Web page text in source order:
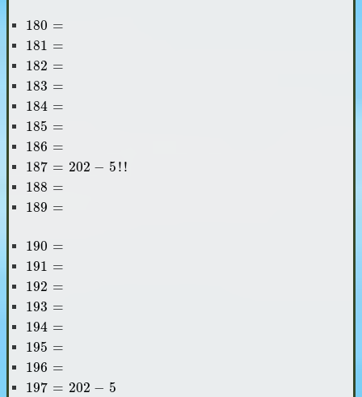
180 =
180 =
181 =
181 =
182 =
182 =
183 =
183 =
184 =
184 =
185 =
185 =
186 =
186 =
187 = 202 − 5!!
187 =202-5
188 =
188 =
189 =
189 =
190 =
190
191 =
191
192 =
192
193 =
193
194 =
194
195 =
195
196 =
196
197 = 202 − 5
197 202-5